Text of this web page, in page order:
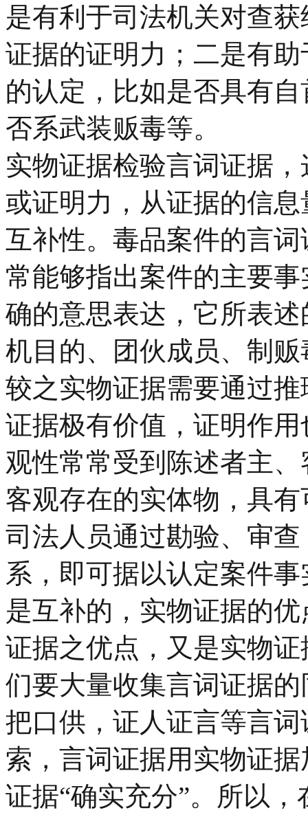
是有利于司法机关对查
证据的证明力；二是有
的认定，比如是否具有
否系武装贩毒等。
实物证据检验言词证据
或证明力，从证据的信
互补性。毒品案件的言
常能够指出案件的主要
确的意思表达，它所表
机目的、团伙成员、制
较之实物证据需要通过
证据极有价值，证明作
观性常常受到陈述者主
客观存在的实体物，具
司法人员通过勘验、审
系，即可据以认定案件
是互补的，实物证据的
证据之优点，又是实物
们要大量收集言词证据
把口供，证人证言等言
索，言词证据用实物证
证据“确实充分”。所以